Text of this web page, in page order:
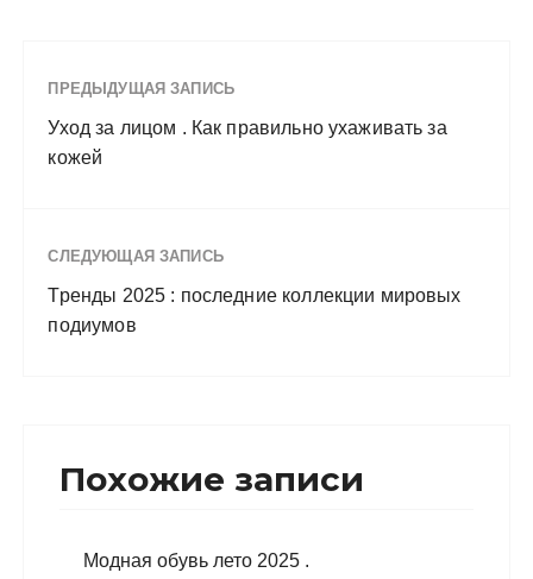
ПРЕДЫДУЩАЯ ЗАПИСЬ
Уход за лицом . Как правильно ухаживать за
кожей
СЛЕДУЮЩАЯ ЗАПИСЬ
Тренды 2025 : последние коллекции мировых
подиумов
Похожие записи
Модная обувь лето 2025 .